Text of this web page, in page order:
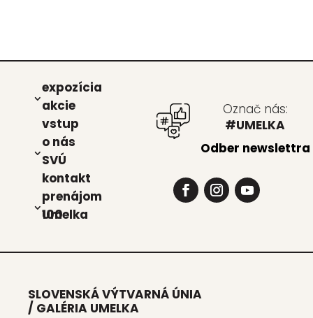
expo­zí­cia
akcie
vstup
o nás
SVÚ
kon­takt
pre­ná­jom
Umel­ka 100
Označ nás:
#UMELKA
Odber newslettra
SLOVENSKÁ VÝTVARNÁ ÚNIA
/ GALÉRIA UMELKA